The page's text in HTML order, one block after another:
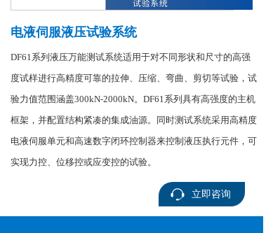
电液伺服液压试验系统
DF61系列液压万能测试系统适用于对不同形状和尺寸的高强
度试样进行高精度可靠的拉伸、压缩、弯曲、剪切等试验，试
验力值范围涵盖300kN-2000kN。DF61系列具有高强度的主机
框架，并配置结构紧凑的集成油源。同时测试系统采用高精度
电液伺服单元和高速数字闭环控制器来控制液压执行元件，可
实现力控、位移控或应变控的试验。
立即咨询